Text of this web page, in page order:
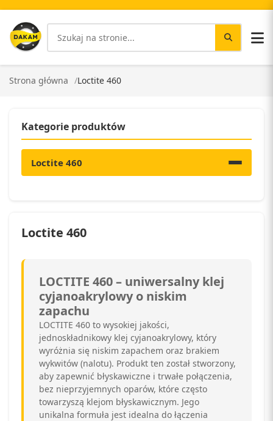
Strona główna Loctite 460
Kategorie produktów
Loctite 460
Loctite 460
LOCTITE 460 – uniwersalny klej
cyjanoakrylowy o niskim
zapachu
LOCTITE 460 to wysokiej jakości,
jednoskładnikowy klej cyjanoakrylowy, który
wyróżnia się niskim zapachem oraz brakiem
wykwitów (nalotu). Produkt ten został stworzony,
aby zapewnić błyskawiczne i trwałe połączenia,
bez nieprzyjemnych oparów, które często
towarzyszą klejom błyskawicznym. Jego
unikalna formuła jest idealna do łączenia